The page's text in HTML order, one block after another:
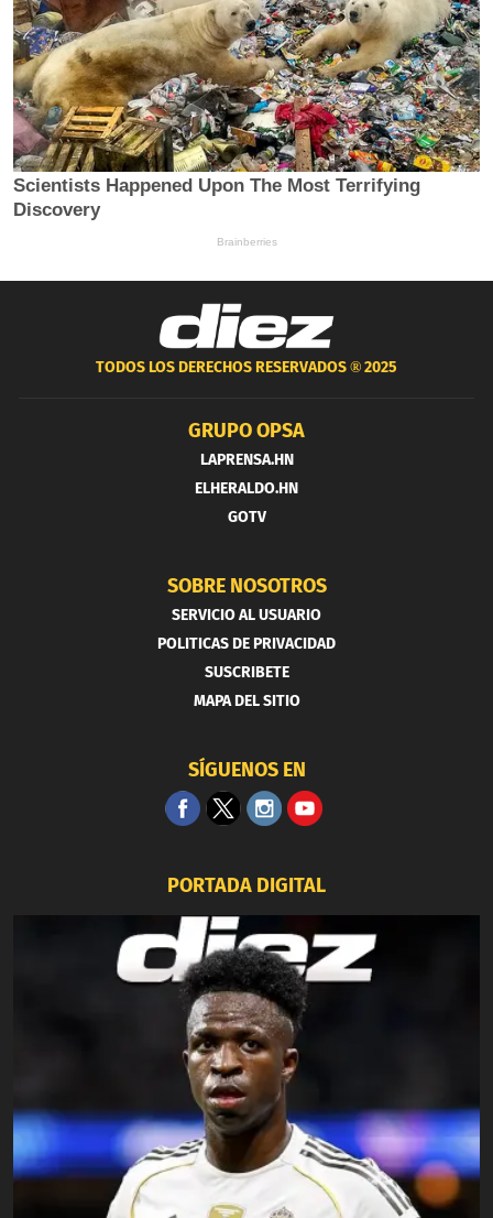
TODOS LOS DERECHOS RESERVADOS ®2025
GRUPO OPSA
LAPRENSA.HN
ELHERALDO.HN
GOTV
SOBRE NOSOTROS
SERVICIO AL USUARIO
POLITICAS DE PRIVACIDAD
SUSCRIBETE
MAPA DEL SITIO
SÍGUENOS EN
PORTADA DIGITAL